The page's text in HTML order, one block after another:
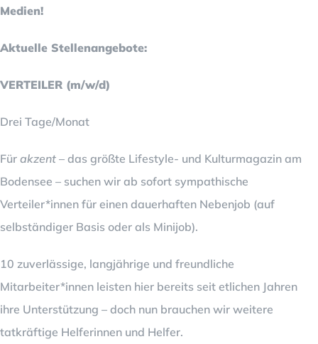
Medien!
Aktuelle Stellenangebote:
VERTEILER (m/w/d)
Drei Tage/Monat
Für akzent – das größte Lifestyle- und Kulturmagazin am
Bodensee – suchen wir ab sofort sympathische
Verteiler*innen für einen dauerhaften Nebenjob (auf
selbständiger Basis oder als Minijob).
10 zuverlässige, langjährige und freundliche
Mitarbeiter*innen leisten hier bereits seit etlichen Jahren
ihre Unterstützung – doch nun brauchen wir weitere
tatkräftige Helferinnen und Helfer.